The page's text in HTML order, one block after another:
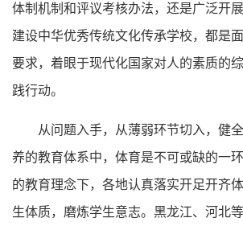
体制机制和评议考核办法，还是广泛开
建设中华优秀传统文化传承学校，都是
要求，着眼于现代化国家对人的素质的
践行动。
从问题入手，从薄弱环节切入，健
养的教育体系中，体育是不可或缺的一
的教育理念下，各地认真落实开足开齐
生体质，磨炼学生意志。黑龙江、河北